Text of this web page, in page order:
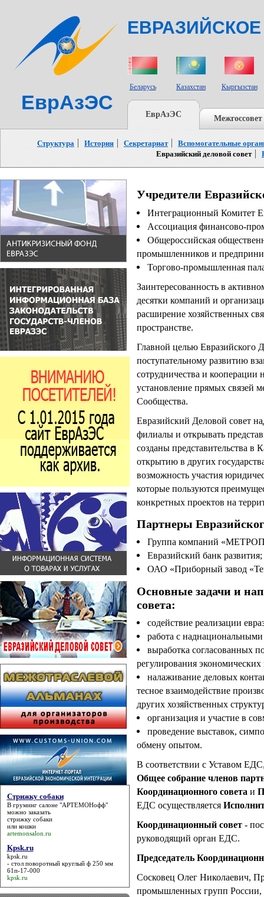
ЕврАзЭС
Беларусь Казахстан Кыргызстан
ЕврАзЭС Межгоссовет
Структура История Секретариат
Вспомогательные
Евразийский деловой совет
Стрижку собаки
В груминг салоне "АРТЕМОНофф"
можно заказать
стрижку собаки
или кошки
artemonsalon.ru
Kpsk.ru
kpsk.ru
- стол поворотный круглый ф 250 мм
61п-17-000
kpsk.ru
Учредители
Интеграционный Комитет
Ассоциация финансово-
Общероссийская
промышленников и
Торгово-промышленная
Заинтересованность в
десятки компаний и
расширение хозяйственных
пространстве.
Главной целью Евразийского
поступательному развитию
сотрудничества и
установление прямых связей
Сообщества.
Евразийский Деловой совет
филиалы и открывать
созданы представительства в
открытию в других
возможность участия
которые пользуются
конкретных проектов на
Партнеры
Группа компаний
Евразийский банк развития;
ОАО «Приборный завод
Основные задачи и
совета:
содействие реализации
работа с
выработка согласованных
регулирования экономических
налаживание деловых
тесное взаимодействие
других хозяйственных
организация и участие в
проведение выставок,
обмену опытом.
В соответствии с Уставом
Общее собрание членов
Координационного совета и
ЕДС осуществляется
Координационный совет -
руководящий орган ЕДС.
Председатель
Сосковец Олег Николаевич,
промышленных групп России,